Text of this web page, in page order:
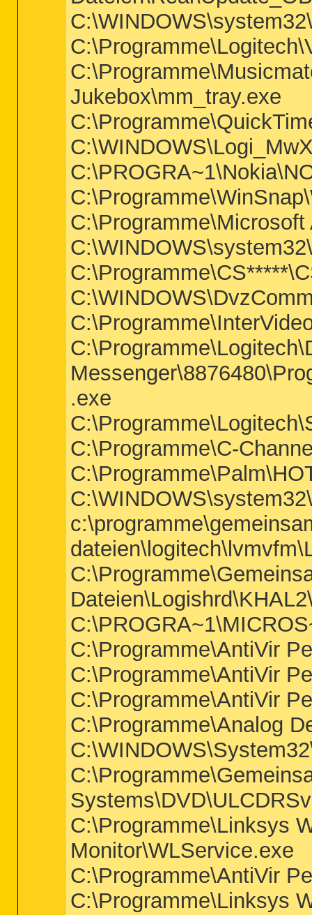
Jukebox\mm_tray.exe
.exe
C:\Programme\C-
C:\Programme\AntiVir
C:\Programme\AntiVir
C:\Programme\AntiVir
C:\Programme\Analog
C:\Programme\Linksys
Monitor\WLService.exe
C:\Programme\AntiVir
C:\Programme\Linksys